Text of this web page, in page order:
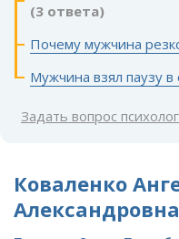
(3 ответа)
Почему мужчина
Мужчина взял паузу
Задать вопрос
Коваленко
Александровна